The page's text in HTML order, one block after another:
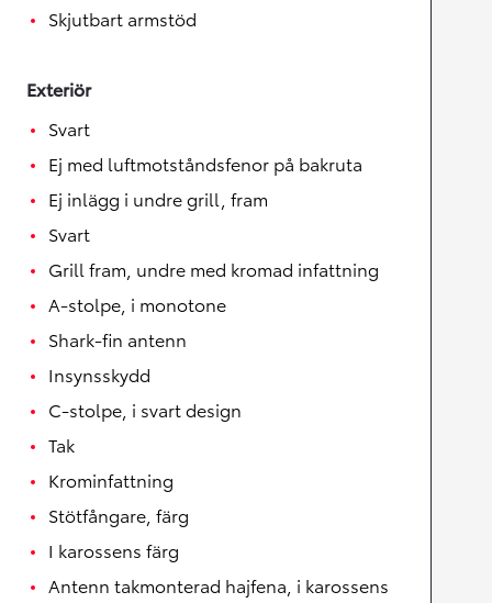
Skjutbart armstöd
Exteriör
Svart
Ej med luftmotståndsfenor på bakruta
Ej inlägg i undre grill, fram
Svart
Grill fram, undre med kromad infattning
A-stolpe, i monotone
Shark-fin antenn
Insynsskydd
C-stolpe, i svart design
Tak
Krominfattning
Stötfångare, färg
I karossens färg
Antenn takmonterad hajfena, i karossens